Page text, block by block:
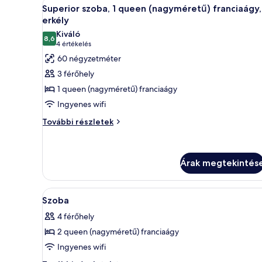
következő
szoba
összes
képének
megtekintése:
Superior
szoba,
queen
12
Superior szoba, 1 queen (nagyméretű) franciaágy,
erkély
8,610-ből 8,6
Kiváló
4 értékelés
(4
értékelés)
60 négyzetméter
3 férőhely
1 queen (nagyméretű) franciaágy
Ingyenes wifi
További részletek
Superior
franciaágy,
erkély
további
részletei
Árak
A
következő
szoba
összes
képének
Egy szállodai szoba,
9
Szoba
4 férőhely
2 queen (nagyméretű) franciaágy
Ingyenes wifi